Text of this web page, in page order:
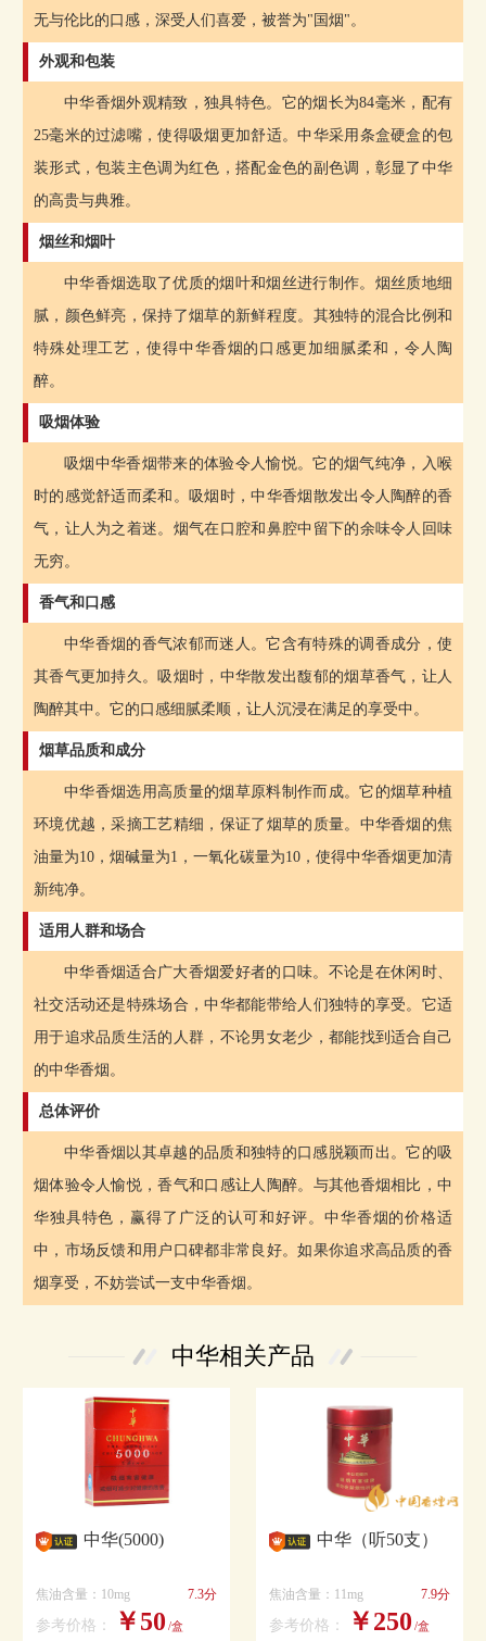
无与伦比的口感，深受人们喜爱，被誉为"国烟"。
外观和包装
中华香烟外观精致，独具特色。它的烟长为84毫米，配有
25毫米的过滤嘴，使得吸烟更加舒适。中华采用条盒硬盒的包
装形式，包装主色调为红色，搭配金色的副色调，彰显了中华
的高贵与典雅。
烟丝和烟叶
中华香烟选取了优质的烟叶和烟丝进行制作。烟丝质地细
腻，颜色鲜亮，保持了烟草的新鲜程度。其独特的混合比例和
特殊处理工艺，使得中华香烟的口感更加细腻柔和，令人陶
醉。
吸烟体验
吸烟中华香烟带来的体验令人愉悦。它的烟气纯净，入喉
时的感觉舒适而柔和。吸烟时，中华香烟散发出令人陶醉的香
气，让人为之着迷。烟气在口腔和鼻腔中留下的余味令人回味
无穷。
香气和口感
中华香烟的香气浓郁而迷人。它含有特殊的调香成分，使
其香气更加持久。吸烟时，中华散发出馥郁的烟草香气，让人
陶醉其中。它的口感细腻柔顺，让人沉浸在满足的享受中。
烟草品质和成分
中华香烟选用高质量的烟草原料制作而成。它的烟草种植
环境优越，采摘工艺精细，保证了烟草的质量。中华香烟的焦
油量为10，烟碱量为1，一氧化碳量为10，使得中华香烟更加清
新纯净。
适用人群和场合
中华香烟适合广大香烟爱好者的口味。不论是在休闲时、
社交活动还是特殊场合，中华都能带给人们独特的享受。它适
用于追求品质生活的人群，不论男女老少，都能找到适合自己
的中华香烟。
总体评价
中华香烟以其卓越的品质和独特的口感脱颖而出。它的吸
烟体验令人愉悦，香气和口感让人陶醉。与其他香烟相比，中
华独具特色，赢得了广泛的认可和好评。中华香烟的价格适
中，市场反馈和用户口碑都非常良好。如果你追求高品质的香
烟享受，不妨尝试一支中华香烟。
中华相关产品
中华(5000)
焦油含量：10mg 7.3分
参考价格： ￥50 /盒
中华（听50支）
焦油含量：11mg 7.9分
参考价格： ￥250 /盒